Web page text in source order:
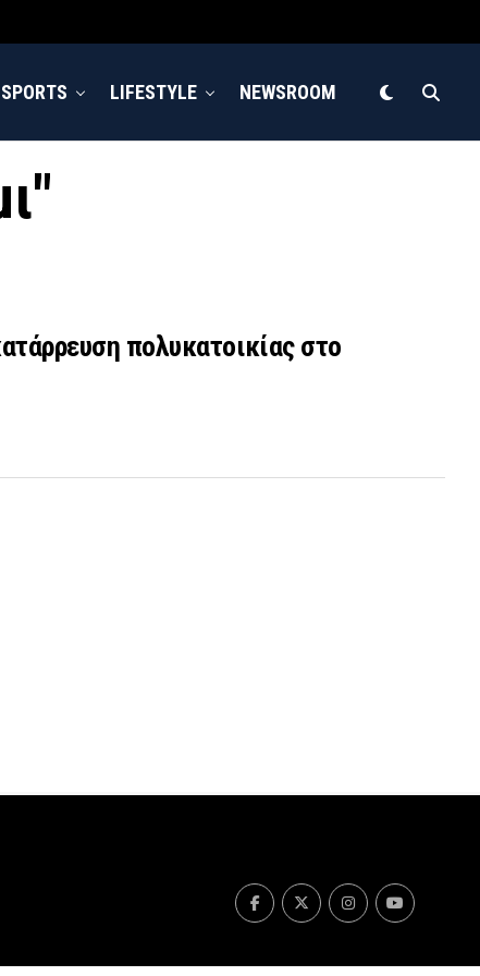
SPORTS LIFESTYLE NEWSROOM
πολυκατοικίας στο